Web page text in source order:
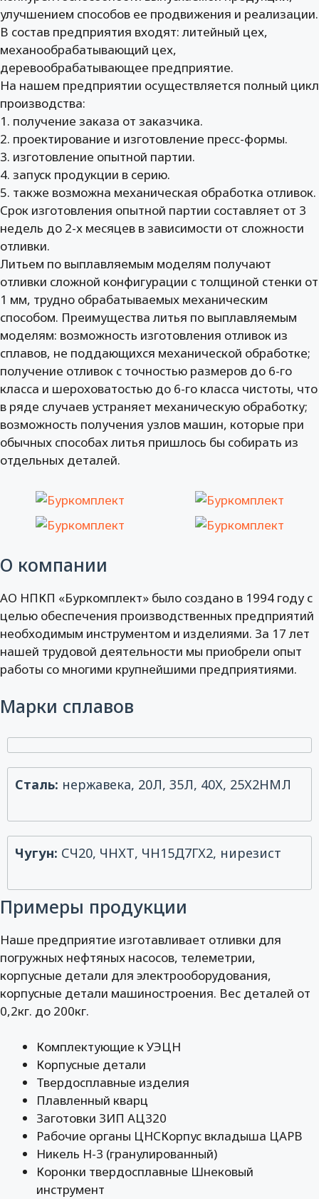
улучшением способов ее продвижения и реализации.
В состав предприятия входят: литейный цех,
механообрабатывающий цех,
деревообрабатывающее предприятие.
На нашем предприятии осуществляется полный цикл
производства:
1. получение заказа от заказчика.
2. проектирование и изготовление пресс-формы.
3. изготовление опытной партии.
4. запуск продукции в серию.
5. также возможна механическая обработка отливок.
Срок изготовления опытной партии составляет от 3
недель до 2-х месяцев в зависимости от сложности
отливки.
Литьем по выплавляемым моделям получают
отливки сложной конфигурации с толщиной стенки от
1 мм, трудно обрабатываемых механическим
способом. Преимущества литья по выплавляемым
моделям: возможность изготовления отливок из
сплавов, не поддающихся механической обработке;
получение отливок с точностью размеров до 6-го
класса и шероховатостью до 6-го класса чистоты, что
в ряде случаев устраняет механическую обработку;
возможность получения узлов машин, которые при
обычных способах литья пришлось бы собирать из
отдельных деталей.
О компании
АО НПКП «Буркомплект» было создано в 1994 году с
целью обеспечения производственных предприятий
необходимым инструментом и изделиями. За 17 лет
нашей трудовой деятельности мы приобрели опыт
работы со многими крупнейшими предприятиями.
Марки сплавов
Сталь: нержавека, 20Л, 35Л, 40Х, 25Х2НМЛ
Чугун: СЧ20, ЧНХТ, ЧН15Д7ГХ2, нирезист
Примеры продукции
Наше предприятие изготавливает отливки для
погружных нефтяных насосов, телеметрии,
корпусные детали для электрооборудования,
корпусные детали машиностроения. Вес деталей от
0,2кг. до 200кг.
Комплектующие к УЭЦН
Корпусные детали
Твердосплавные изделия
Плавленный кварц
Заготовки ЗИП АЦ320
Рабочие органы ЦНСКорпус вкладыша ЦАРВ
Никель Н-3 (гранулированный)
Коронки твердосплавные Шнековый
инструмент